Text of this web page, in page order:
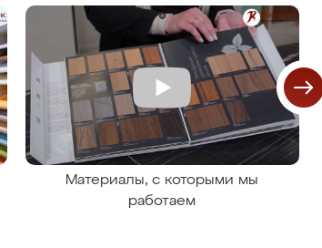
Материалы, с которыми мы
работаем